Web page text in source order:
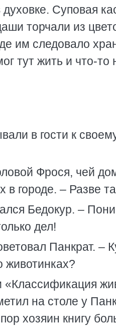
Суповая
торчали из
им следовало
тут жить и что-то
в гости к
Фрося, чей
в городе. – Разве
Бедокур. –
дел!
Панкрат. –
животинках?
«Классификация
на столе у
хозяин книгу